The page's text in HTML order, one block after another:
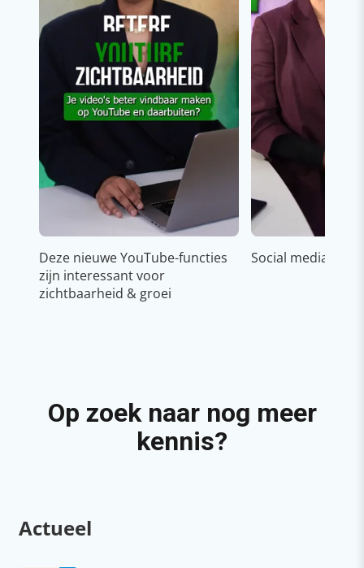
Deze nieuwe YouTube-functies
zijn interessant voor
zichtbaarheid & groei
Social media
Op zoek naar nog meer
kennis?
Actueel